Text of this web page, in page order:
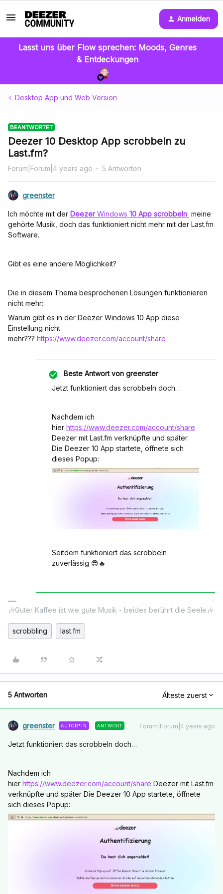
Anmelden
Lasst uns über Flow sprechen: Moods, Genres
& Entdeckungen
Desktop App und Web Version
BEANTWORTET
Deezer 10 Desktop App scrobbeln zu
Last.fm?
Forum|Forum|4 years ago 5 Antworten
greenster
Ich möchte mit der DeezerWindows 10 App scrobbeln meine
gehörte Musik, doch das funktioniert nicht mehr mit der Last.fm
Software.
Gibt es eine andere Möglichkeit?
Die in diesem Thema besprochenen Lösungen funktionieren
nicht mehr:
Warum gibt es in der Deezer Windows 10 App diese
Einstellung nicht
mehr??? https://www.deezer.com/account/share
Beste Antwort von greenster
Jetzt funktioniert das scrobbeln doch…
Nachdem ich
hier https://www.deezer.com/account/share
Deezer mit Last.fm verknüpfte und später
Die Deezer 10 App startete, öffnete sich
dieses Popup:
Seitdem funktioniert das scrobbeln
zuverlässig 😎🔥
🎶Guter Kaffee ist wie gute Musik - beides berührt die Seele🎶
scrobbling last.fm
5 Antworten Älteste zuerst
greenster AUTOR*IN ANTWORT Forum|Forum|4 years ago
Jetzt funktioniert das scrobbeln doch…
Nachdem ich
hier https://www.deezer.com/account/share Deezer mit Last.fm
verknüpfte und später Die Deezer 10 App startete, öffnete
sich dieses Popup: